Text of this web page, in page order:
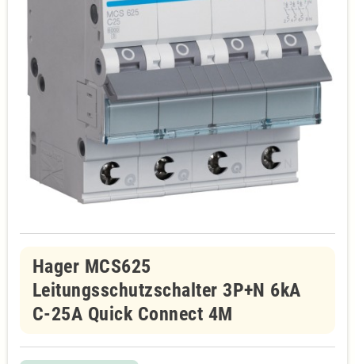
Hager MCS625
Leitungsschutzschalter 3P+N 6kA
C-25A Quick Connect 4M